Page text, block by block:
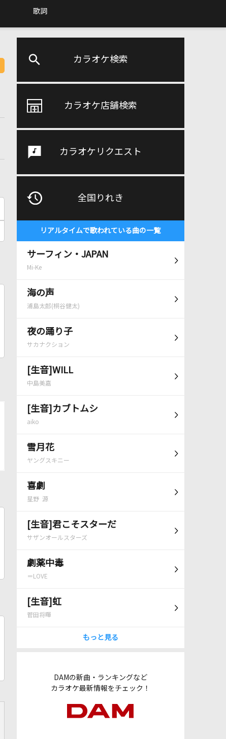
歌詞
カラオケ検索
カラオケ店舗検索
カラオケリクエスト
全国りれき
リアルタイムで歌われている曲の一覧
サーフィン・JAPAN
Mi-Ke
海の声
浦島太郎(桐谷健太)
夜の踊り子
サカナクション
[生音]WILL
中島美嘉
[生音]カブトムシ
aiko
雪月花
ヤングスキニー
喜劇
星野 源
[生音]君こそスターだ
サザンオールスターズ
劇薬中毒
＝LOVE
[生音]虹
菅田将暉
もっと見る
DAMの新曲・ランキングなど
カラオケ最新情報をチェック！